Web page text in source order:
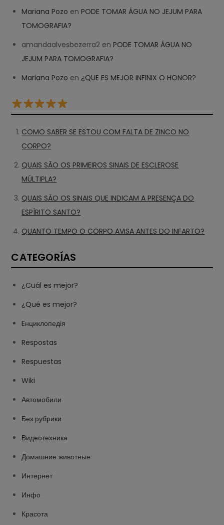
Mariana Pozo enPODE TOMAR ÁGUA NO JEJUM PARA
TOMOGRAFIA?
amandaalvesbezerra2 enPODE TOMAR ÁGUA NO
JEJUM PARA TOMOGRAFIA?
Mariana Pozo en ¿QUE ES MEJOR INFINIX O HONOR?
COMO SABER SE ESTOU COM FALTA DE ZINCO NO
CORPO?
QUAIS SÃO OS PRIMEIROS SINAIS DE ESCLEROSE
MÚLTIPLA?
QUAIS SÃO OS SINAIS QUE INDICAM A PRESENÇA DO
ESPÍRITO SANTO?
QUANTO TEMPO O CORPO AVISA ANTES DO INFARTO?
CATEGORÍAS
¿Cuál es mejor?
¿Qué es mejor?
Eнциклопедія
Respostas
Respuestas
Wiki
Автомобили
Без рубрики
Видеотехника
Домашние животные
Интернет
Инфо
Красота